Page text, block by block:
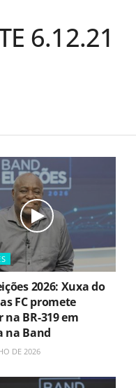
6.12.21
2026: Xuxa do
FC promete
BR-319 em
na Band
DE 2026